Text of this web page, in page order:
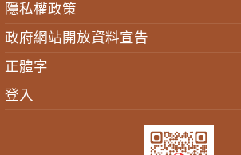
隱私權政策
政府網站開放資料宣告
正體字
登入